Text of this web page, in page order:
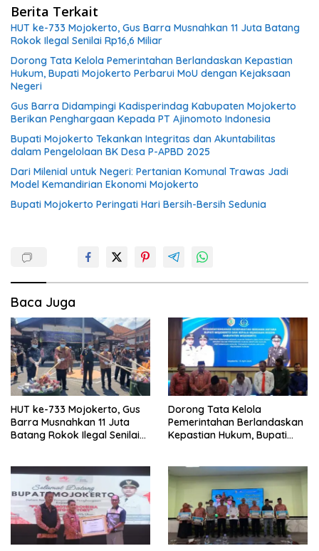
Berita Terkait
HUT ke-733 Mojokerto, Gus Barra Musnahkan 11 Juta Batang
Rokok Ilegal Senilai Rp16,6 Miliar
Dorong Tata Kelola Pemerintahan Berlandaskan Kepastian
Hukum, Bupati Mojokerto Perbarui MoU dengan Kejaksaan
Negeri
Gus Barra Didampingi Kadisperindag Kabupaten Mojokerto
Berikan Penghargaan Kepada PT Ajinomoto Indonesia
Bupati Mojokerto Tekankan Integritas dan Akuntabilitas
dalam Pengelolaan BK Desa P-APBD 2025
Dari Milenial untuk Negeri: Pertanian Komunal Trawas Jadi
Model Kemandirian Ekonomi Mojokerto
Bupati Mojokerto Peringati Hari Bersih-Bersih Sedunia
Baca Juga
HUT ke-733 Mojokerto, Gus
Barra Musnahkan 11 Juta
Batang Rokok Ilegal Senilai
Dorong Tata Kelola
Pemerintahan Berlandaskan
Kepastian Hukum, Bupati